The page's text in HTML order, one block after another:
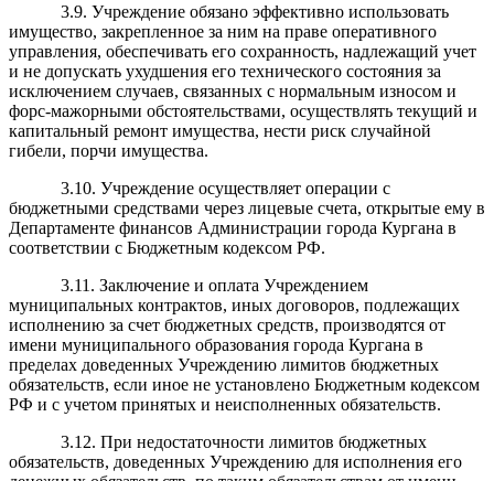
3.9. Учреждение обязано эффективно использовать
имущество, закрепленное за ним на праве оперативного
управления, обеспечивать его сохранность, надлежащий учет
и не допускать ухудшения его технического состояния за
исключением случаев, связанных с нормальным износом и
форс-мажорными обстоятельствами, осуществлять текущий и
капитальный ремонт имущества, нести риск случайной
гибели, порчи имущества.
3.10. Учреждение осуществляет операции с
бюджетными средствами через лицевые счета, открытые ему в
Департаменте финансов Администрации города Кургана в
соответствии с Бюджетным кодексом РФ.
3.11. Заключение и оплата Учреждением
муниципальных контрактов, иных договоров, подлежащих
исполнению за счет бюджетных средств, производятся от
имени муниципального образования города Кургана в
пределах доведенных Учреждению лимитов бюджетных
обязательств, если иное не установлено Бюджетным кодексом
РФ и с учетом принятых и неисполненных обязательств.
3.12. При недостаточности лимитов бюджетных
обязательств, доведенных Учреждению для исполнения его